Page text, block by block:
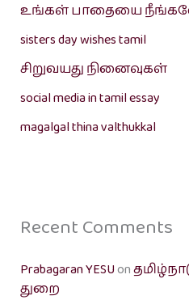
உங்கள் பாதையை
sisters day wishes tamil
சிறுவயது நினைவுகள்
social media in tamil essay
magalgal thina valthukkal
Recent Comments
Prabagaran YESUon
துறை